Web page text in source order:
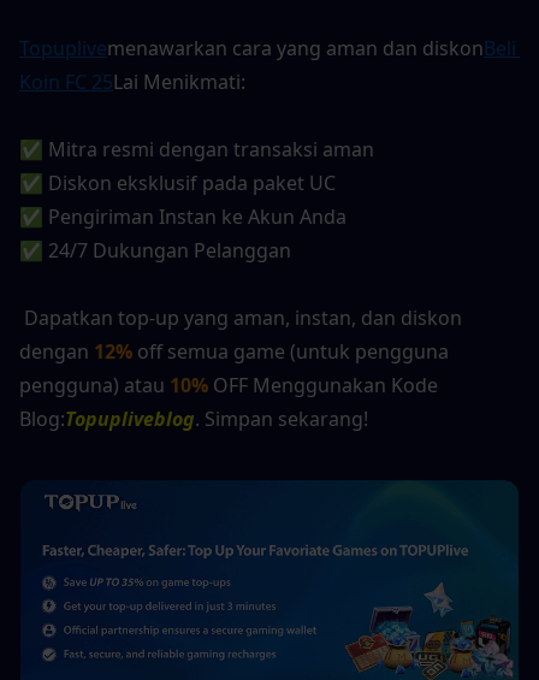
Topuplivemenawarkan cara yang aman dan diskonBeli
Koin FC 25Lai Menikmati:
✅ Mitra resmi dengan transaksi aman
✅ Diskon eksklusif pada paket UC
✅ Pengiriman Instan ke Akun Anda
✅ 24/7 Dukungan Pelanggan
Dapatkan top-up yang aman, instan, dan diskon
dengan 12% off semua game (untuk pengguna
pengguna) atau 10% OFF Menggunakan Kode
Blog:Topupliveblog. Simpan sekarang!